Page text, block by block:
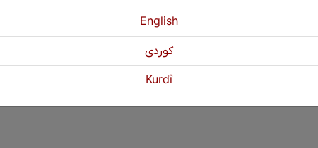
« Pêştir 3 4 5 Paşî
English
كوردی
Kurdî